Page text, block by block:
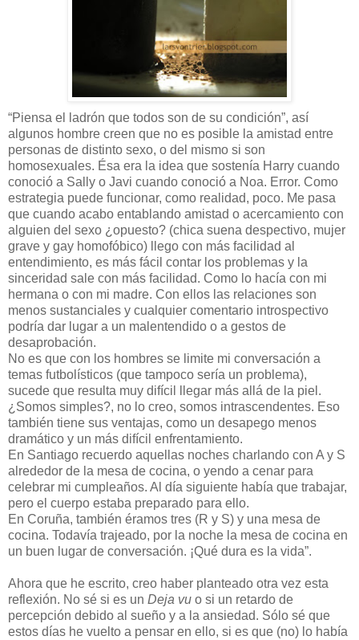
“Piensa el ladrón que todos son de su condición”, así
algunos hombre creen que no es posible la amistad entre
personas de distinto sexo, o del mismo si son
homosexuales. Ésa era la idea que sostenía Harry cuando
conoció a Sally o Javi cuando conoció a Noa. Error. Como
estrategia puede funcionar, como realidad, poco. Me pasa
que cuando acabo entablando amistad o acercamiento con
alguien del sexo ¿opuesto? (chica suena despectivo, mujer
grave y gay homofóbico) llego con más facilidad al
entendimiento, es más fácil contar los problemas y la
sinceridad sale con más facilidad. Como lo hacía con mi
hermana o con mi madre. Con ellos las relaciones son
menos sustanciales y cualquier comentario introspectivo
podría dar lugar a un malentendido o a gestos de
desaprobación.
No es que con los hombres se limite mi conversación a
temas futbolísticos (que tampoco sería un problema),
sucede que resulta muy difícil llegar más allá de la piel.
¿Somos simples?, no lo creo, somos intrascendentes. Eso
también tiene sus ventajas, como un desapego menos
dramático y un más difícil enfrentamiento.
En Santiago recuerdo aquellas noches charlando con A y S
alrededor de la mesa de cocina, o yendo a cenar para
celebrar mi cumpleaños. Al día siguiente había que trabajar,
pero el cuerpo estaba preparado para ello.
En Coruña, también éramos tres (R y S) y una mesa de
cocina. Todavía trajeado, por la noche la mesa de cocina en
un buen lugar de conversación. ¡Qué dura es la vida”.
Ahora que he escrito, creo haber planteado otra vez esta
reflexión. No sé si es un Deja vu o si un retardo de
percepción debido al sueño y a la ansiedad. Sólo sé que
estos días he vuelto a pensar en ello, si es que (no) lo había